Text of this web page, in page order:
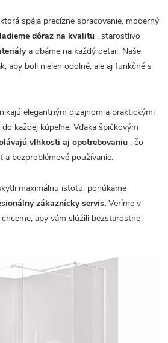
spája precízne spracovanie, moderný
dôraz na kvalitu , starostlivo
a dbáme na každý detail. Naše
aby boli nielen odolné, ale aj funkčné s
elegantným dizajnom a praktickými
každej kúpeľne. Vďaka špičkovým
vlhkosti aj opotrebovaniu , čo
bezproblémové používanie.
maximálnu istotu, ponúkame
zákaznícky servis. Veríme v
aby vám slúžili bezstarostne